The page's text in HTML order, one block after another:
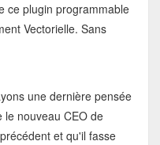
ce plugin programmable
Vectorielle. Sans
une dernière pensée
le nouveau CEO de
et qu'il fasse